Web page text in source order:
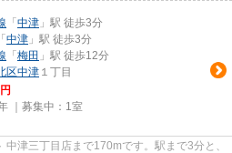
「 中津 」駅 徒歩3分
「 中津 」駅 徒歩3分
「 梅田 」駅 徒歩12分
区中津 １丁目
｜募集中： 1室
津三丁目店まで170mです。駅まで3分と、